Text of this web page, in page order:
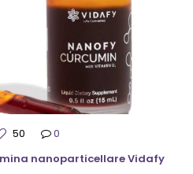
50
0
nanoparticellare Vidafy